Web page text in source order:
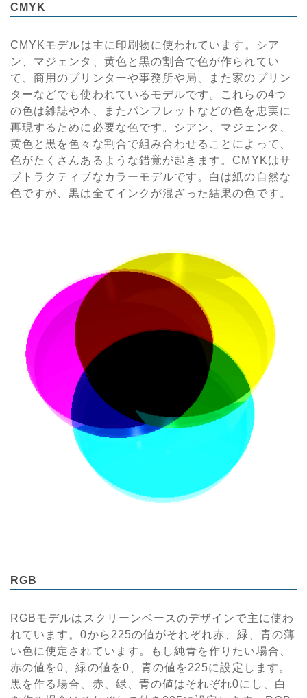
CMYK
CMYKモデルは主に印刷物に使われています。シア
ン、マジェンタ、黄色と黒の割合で色が作られてい
て、商用のプリンターや事務所や局、また家のプリン
ターなどでも使われているモデルです。これらの4つ
の色は雑誌や本、またパンフレットなどの色を忠実に
再現するために必要な色です。シアン、マジェンタ、
黄色と黒を色々な割合で組み合わせることによって、
色がたくさんあるような錯覚が起きます。CMYKはサ
ブトラクティブなカラーモデルです。白は紙の自然な
色ですが、黒は全てインクが混ざった結果の色です。
RGB
RGBモデルはスクリーンベースのデザインで主に使わ
れています。0から225の値がそれぞれ赤、緑、青の薄
い色に使定されています。もし純青を作りたい場合、
赤の値を0、緑の値を0、青の値を225に設定します。
黒を作る場合、赤、緑、青の値はそれぞれ0にし、白